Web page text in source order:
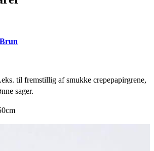
til fremstillig af smukke crepepapirgrene,
sager.